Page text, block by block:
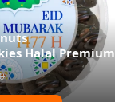
Halal Premium